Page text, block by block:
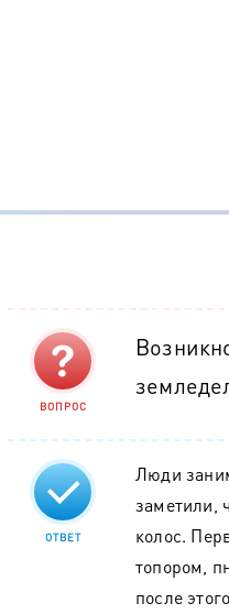
ВОПРОС
ОТВЕТ
Люди
заметили,
колос.
топором,
после